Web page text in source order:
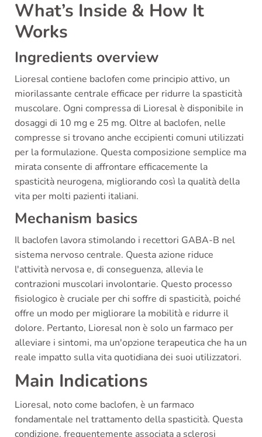
What’s Inside & How It
Works
Ingredients overview
Lioresal contiene baclofen come principio attivo, un
miorilassante centrale efficace per ridurre la spasticità
muscolare. Ogni compressa di Lioresal è disponibile in
dosaggi di 10 mg e 25 mg. Oltre al baclofen, nelle
compresse si trovano anche eccipienti comuni utilizzati
per la formulazione. Questa composizione semplice ma
mirata consente di affrontare efficacemente la
spasticità neurogena, migliorando così la qualità della
vita per molti pazienti italiani.
Mechanism basics
Il baclofen lavora stimolando i recettori GABA-B nel
sistema nervoso centrale. Questa azione riduce
l'attività nervosa e, di conseguenza, allevia le
contrazioni muscolari involontarie. Questo processo
fisiologico è cruciale per chi soffre di spasticità, poiché
offre un modo per migliorare la mobilità e ridurre il
dolore. Pertanto, Lioresal non è solo un farmaco per
alleviare i sintomi, ma un'opzione terapeutica che ha un
reale impatto sulla vita quotidiana dei suoi utilizzatori.
Main Indications
Lioresal, noto come baclofen, è un farmaco
fondamentale nel trattamento della spasticità. Questa
condizione, frequentemente associata a sclerosi